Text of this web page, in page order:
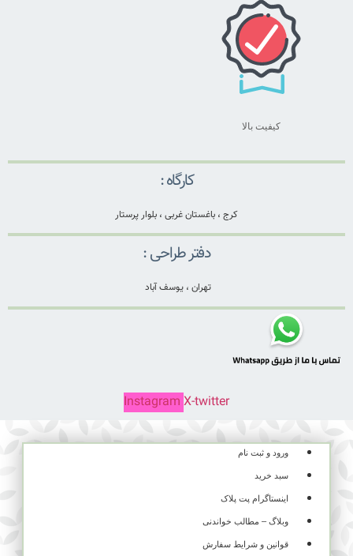
کیفیت بالا
کارگاه :
کرج ، باغستان غربی ، بلوار پرستار
دفتر طراحی :
تهران ، یوسف آباد
Instagram X-twitter
ورود و ثبت نام
سبد خرید
اینستاگرام پت پلاک
وبلاگ – مطالب خواندنی
قوانین و شرایط سفارش